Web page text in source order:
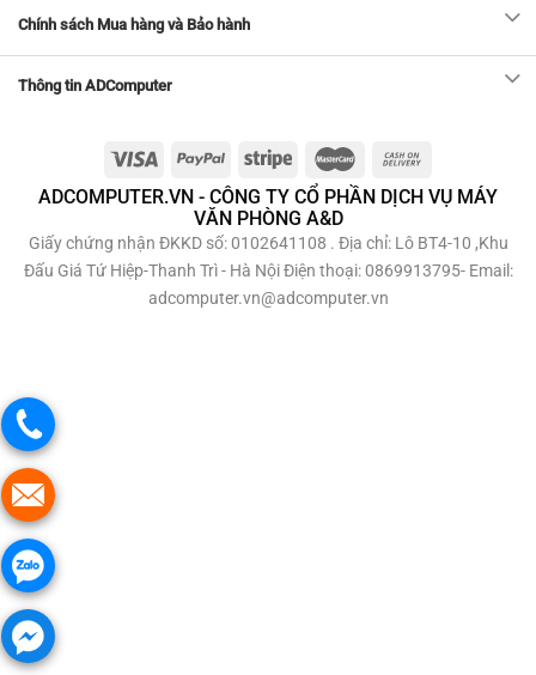
Chính sách Mua hàng và Bảo hành
Thông tin ADComputer
ADCOMPUTER.VN - CÔNG TY CỔ PHẦN DỊCH VỤ MÁY
VĂN PHÒNG A&D
Giấy chứng nhận ĐKKD số: 0102641108 . Địa chỉ: Lô BT4-10 ,Khu
Đấu Giá Tứ Hiệp-Thanh Trì - Hà Nội Điện thoại: 0869913795- Email:
adcomputer.vn@adcomputer.vn